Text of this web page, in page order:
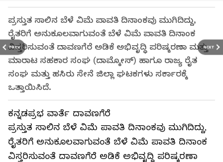
PREV NEXT
ಪ್ರಸ್ತುತ ಸಾಲಿನ ಬೆಳೆ ವಿಮೆ ಪಾವತಿ ದಿನಾಂಕವು ಮುಗಿದಿದ್ದು,
ರೈತರಿಗೆ ಅನುಕೂಲವಾಗುವಂತೆ ಬೆಳೆ ವಿಮೆ ಪಾವತಿ ದಿನಾಂಕ
ವಿಸ್ತರಿಸುವಂತೆ ದಾವಣಗೆರೆ ಅಡಿಕೆ ಅಭಿವೃದ್ಧಿ ಪರಿಷ್ಕರಣಾ ಮತ್ತು
ಮಾರಾಟ ಸಹಕಾರ ಸಂಘ (ದಾಮ್ಕೋಸ್) ಹಾಗೂ ರಾಜ್ಯ ರೈತ
ಸಂಘ ಮತ್ತು ಹಸಿರು ಸೇನೆ ಜಿಲ್ಲಾ ಘಟಕಗಳು ಸರ್ಕಾರಕ್ಕೆ
ಒತ್ತಾಯಿಸಿದೆ.
ಕನ್ನಡಪ್ರಭ ವಾರ್ತೆ ದಾವಣಗೆರೆ
ಪ್ರಸ್ತುತ ಸಾಲಿನ ಬೆಳೆ ವಿಮೆ ಪಾವತಿ ದಿನಾಂಕವು ಮುಗಿದಿದ್ದು,
ರೈತರಿಗೆ ಅನುಕೂಲವಾಗುವಂತೆ ಬೆಳೆ ವಿಮೆ ಪಾವತಿ ದಿನಾಂಕ
ವಿಸ್ತರಿಸುವಂತೆ ದಾವಣಗೆರೆ ಅಡಿಕೆ ಅಭಿವೃದ್ಧಿ ಪರಿಷ್ಕರಣಾ